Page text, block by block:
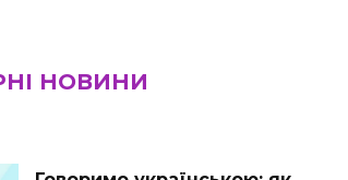
НОВИНИ